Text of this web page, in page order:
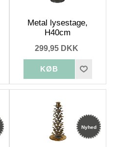
Metal lysestage,
H40cm
299,95 DKK
Nyhed